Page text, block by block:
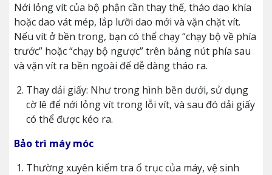
Nới lỏng vít của bộ phận cần thay thế, tháo dao khía
hoặc dao vát mép, lắp lưỡi dao mới và vặn chặt vít.
Nếu vít ở bền trong, bạn có thể chạy “chạy bộ về phía
trước” hoặc “chạy bộ ngược” trên bảng nút phía sau
và vặn vít ra bền ngoài để dễ dàng tháo ra.
Thay dải giấy: Như trong hình bền dưới, sử dụng
cờ lê để nới lỏng vít trong lỗi vít, và sau đó dải giấy
có thể được kéo ra.
Bảo trì máy móc
Thường xuyên kiểm tra ổ trục của máy, vệ sinh